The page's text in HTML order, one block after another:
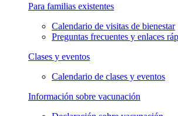
Para familias existentes
Calendario de visitas de bienestar
Preguntas frecuentes y enlaces
Clases y eventos
Calendario de clases y eventos
Información sobre vacunación